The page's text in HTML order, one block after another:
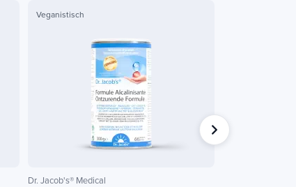
Veganistisch
Dr. Jacob's® Medical